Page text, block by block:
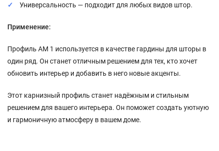
Универсальность — подходит для любых видов штор.
Применение:
Профиль АМ 1 используется в качестве гардины для шторы в
один ряд. Он станет отличным решением для тех, кто хочет
обновить интерьер и добавить в него новые акценты.
Этот карнизный профиль станет надёжным и стильным
решением для вашего интерьера. Он поможет создать уютную
и гармоничную атмосферу в вашем доме.